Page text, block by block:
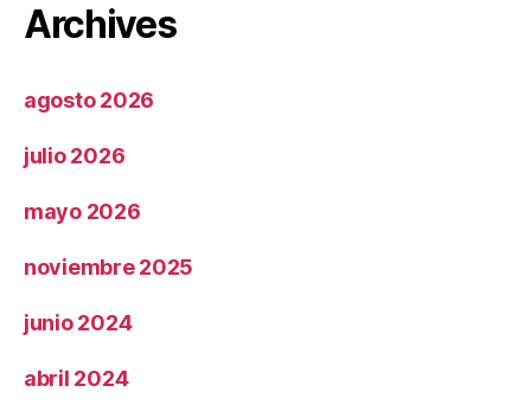
Archives
agosto 2026
julio 2026
mayo 2026
noviembre 2025
junio 2024
abril 2024